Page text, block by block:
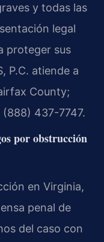
y todas las
legal
proteger sus
P.C. atiende a
County;
437-7747.
por obstrucción
en Virginia,
penal de
del caso con